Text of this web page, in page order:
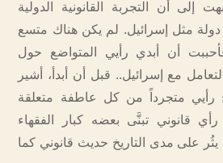
إلى أن التجربة القانونية الدولية
مثل إسرائيل. لم يكن هناك متسع
أن أبدي رأيي المتواضع حول
مع إسرائيل.. قبل أن أبدأ، أشير
رأيي متجرداً من كل عاطفة متعلقة
قانوني تبنَّى بعضه كبار الفقهاء
يثُر على مدى التاريخ حديث قانوني كما